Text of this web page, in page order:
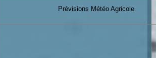
Prévisions Météo Agricole